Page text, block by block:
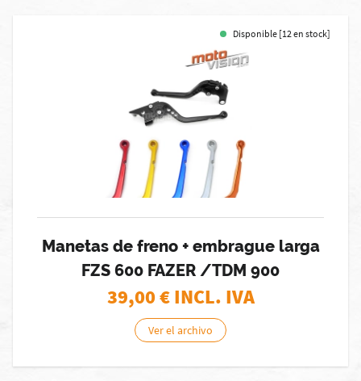
Disponible [12 en stock]
Manetas de freno + embrague larga
FZS 600 FAZER /TDM 900
39,00€ INCL. IVA
Ver el archivo